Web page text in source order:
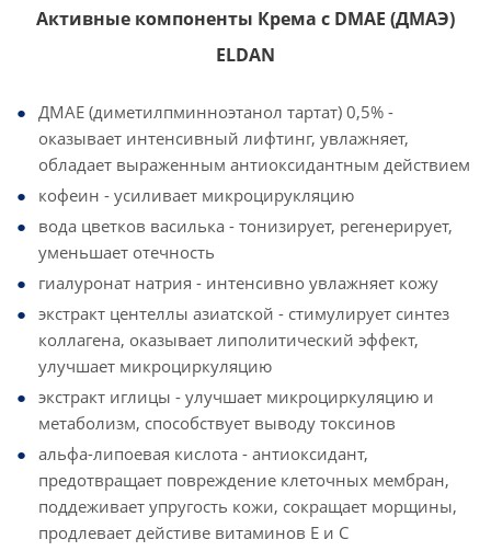
Активные компоненты Крема с DMAE (ДМАЭ)
ELDAN
ДМАЕ (диметилпминноэтанол тартат) 0,5% -
оказывает интенсивный лифтинг, увлажняет,
обладает выраженным антиоксидантным действием
кофеин - усиливает микроцирукляцию
вода цветков василька - тонизирует, регенерирует,
уменьшает отечность
гиалуронат натрия - интенсивно увлажняет кожу
экстракт центеллы азиатской - стимулирует синтез
коллагена, оказывает липолитический эффект,
улучшает микроциркуляцию
экстракт иглицы - улучшает микроциркуляцию и
метаболизм, способствует выводу токсинов
альфа-липоевая кислота - антиоксидант,
предотвращает повреждение клеточных мембран,
поддеживает упругость кожи, сокращает морщины,
продлевает дейстиве витаминов Е и С